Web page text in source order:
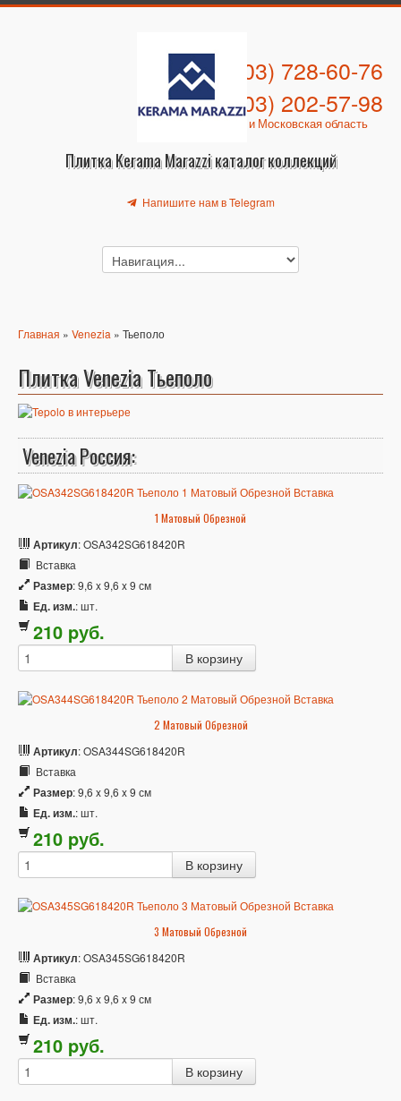
Плитка Kerama Marazzi каталог коллекций
+7 (903) 728-60-76
+7 (903) 202-57-98
Москва и Московская область
Напишите нам в Telegram
Главная » Venezia » Тьеполо
Плитка Venezia Тьеполо
Venezia Россия:
1 Матовый Обрезной
Артикул: OSA342SG618420R
Вставка
Размер: 9,6 x 9,6 x 9 см
Ед. изм.: шт.
210 pуб.
2 Матовый Обрезной
Артикул: OSA344SG618420R
Вставка
Размер: 9,6 x 9,6 x 9 см
Ед. изм.: шт.
210 pуб.
3 Матовый Обрезной
Артикул: OSA345SG618420R
Вставка
Размер: 9,6 x 9,6 x 9 см
Ед. изм.: шт.
210 pуб.